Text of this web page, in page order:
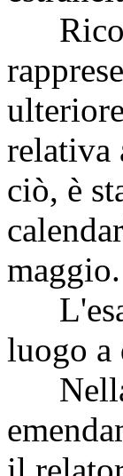
relativa
ciò, è
maggio.
luogo a
Nella